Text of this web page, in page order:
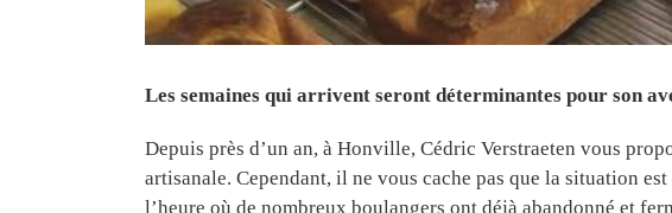
Les semaines qui arrivent seront déterminantes pour son
Depuis près d’un an, à Honville, Cédric Verstraeten vous
artisanale. Cependant, il ne vous cache pas que la situation
l’heure où de nombreux boulangers ont déjà abandonné et